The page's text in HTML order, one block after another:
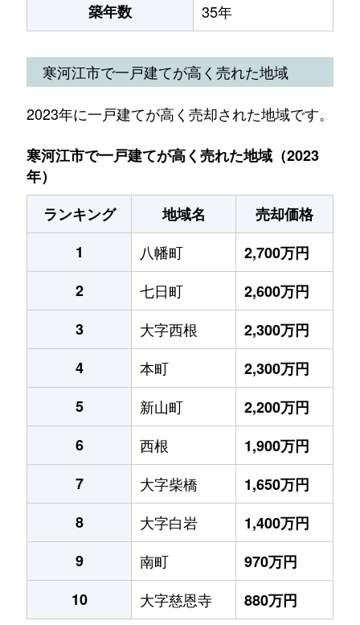
築年数 35年
寒河江市で一戸建てが高く売れた地域
2023年に一戸建てが高く売却された地域です。
寒河江市で一戸建てが高く売れた地域（2023
年）
ランキング
地域名
売却価格
1
八幡町
2,700万円
2
七日町
2,600万円
3
大字西根
2,300万円
4
本町
2,300万円
5
新山町
2,200万円
6
西根
1,900万円
7
大字柴橋
1,650万円
8
大字白岩
1,400万円
9
南町
970万円
10
大字慈恩寺 880万円